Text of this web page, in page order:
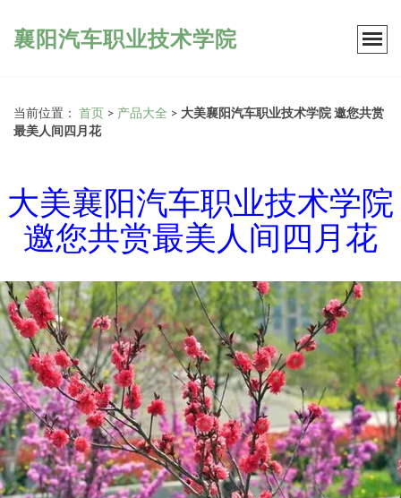
襄阳汽车职业技术学院
当前位置： 首页 > 产品大全 > 大美襄阳汽车职业技术学院 邀您共赏
最美人间四月花
大美襄阳汽车职业技术学院
邀您共赏最美人间四月花